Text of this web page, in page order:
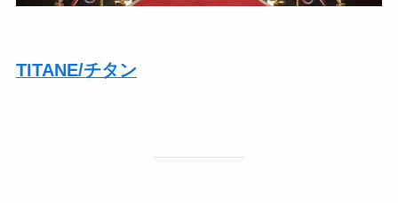
TITANE/チタン